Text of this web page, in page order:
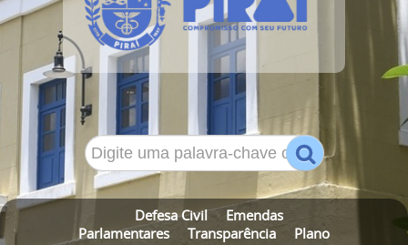
Defesa Civil
Emendas
Parlamentares
Transparência
Plano